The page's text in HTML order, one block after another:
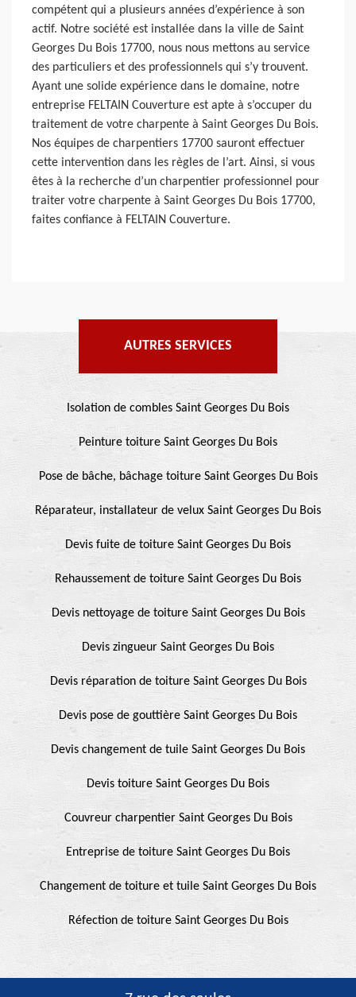
compétent qui a plusieurs années d’expérience à son
actif. Notre société est installée dans la ville de Saint
Georges Du Bois 17700, nous nous mettons au service
des particuliers et des professionnels qui s’y trouvent.
Ayant une solide expérience dans le domaine, notre
entreprise FELTAIN Couverture est apte à s’occuper du
traitement de votre charpente à Saint Georges Du Bois.
Nos équipes de charpentiers 17700 sauront effectuer
cette intervention dans les règles de l’art. Ainsi, si vous
êtes à la recherche d’un charpentier professionnel pour
traiter votre charpente à Saint Georges Du Bois 17700,
faites confiance à FELTAIN Couverture.
AUTRES SERVICES
Isolation de combles Saint Georges Du Bois
Peinture toiture Saint Georges Du Bois
Pose de bâche, bâchage toiture Saint Georges Du Bois
Réparateur, installateur de velux Saint Georges Du Bois
Devis fuite de toiture Saint Georges Du Bois
Rehaussement de toiture Saint Georges Du Bois
Devis nettoyage de toiture Saint Georges Du Bois
Devis zingueur Saint Georges Du Bois
Devis réparation de toiture Saint Georges Du Bois
Devis pose de gouttière Saint Georges Du Bois
Devis changement de tuile Saint Georges Du Bois
Devis toiture Saint Georges Du Bois
Couvreur charpentier Saint Georges Du Bois
Entreprise de toiture Saint Georges Du Bois
Changement de toiture et tuile Saint Georges Du Bois
Réfection de toiture Saint Georges Du Bois